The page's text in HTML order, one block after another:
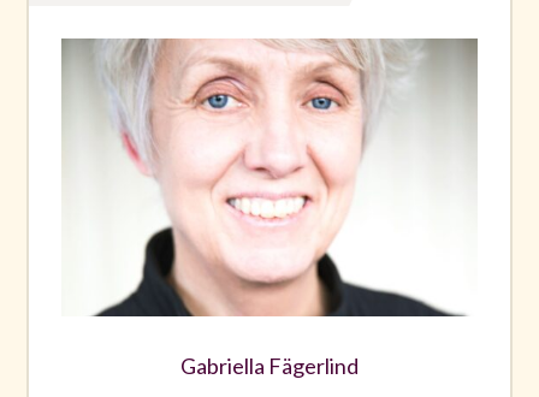
Gabriella Fägerlind